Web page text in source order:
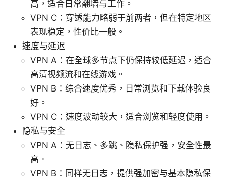
高，适合日常翻墙与工作。
VPN C：穿透能力略弱于前两者，但在特定地区
表现稳定，性价比一般。
速度与延迟
VPN A：在全球多节点下仍保持较低延迟，适合
高清视频流和在线游戏。
VPN B：综合速度优秀，日常浏览和下载体验良
好。
VPN C：速度波动较大，适合浏览和轻度使用。
隐私与安全
VPN A：无日志、多跳、隐私保护强，安全性最
高。
VPN B：同样无日志，提供强加密与基本隐私保